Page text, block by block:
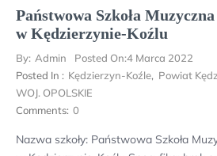
Państwowa Szkoła
w Kędzierzynie-Koźlu
By: Admin Posted On:4 Marca 2022
Posted In : Kędzierzyn-Koźle, Powiat
WOJ. OPOLSKIE
Comments: 0
Nazwa szkoły: Państwowa Szkoła